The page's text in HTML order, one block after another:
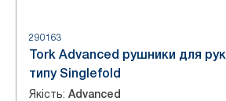
290163
Tork Advanced рушники для
типу Singlefold
Якість: Advanced